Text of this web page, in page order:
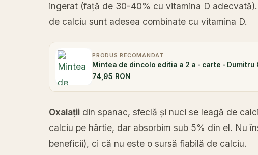
ingerat (față de 30-40% cu vitamina D
de calciu sunt adesea combinate cu vitamina D.
PRODUS RECOMANDAT
Mintea de dincolo editia a 2 a - carte -
74,95 RON
Oxalații din spanac, sfeclă și nuci se leagă de
calciu pe hârtie, dar absorbim sub 5% din el. Nu
beneficii), ci că nu este o sursă fiabilă de calciu.